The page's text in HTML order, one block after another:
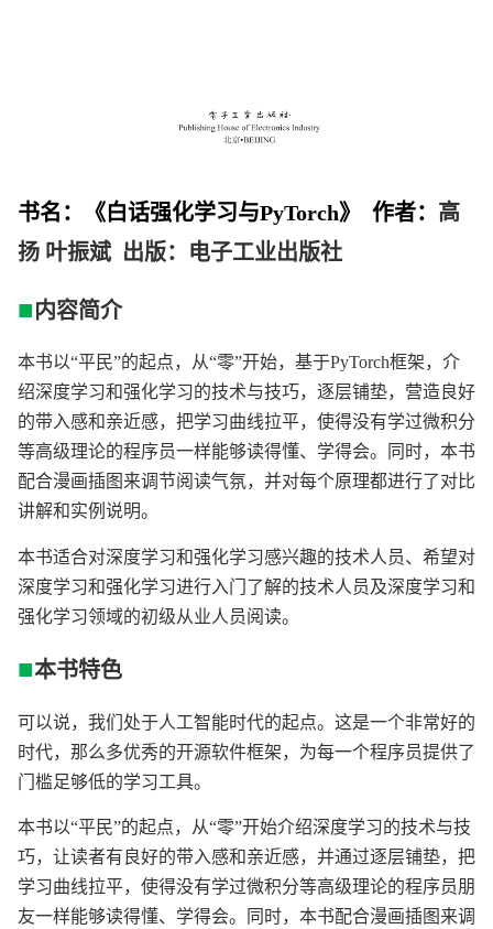
书名：《白话强化学习与PyTorch》 作者： 高
扬 叶振斌 出版：电子工业出版社
■内容简介
本书以“平民”的起点，从“零”开始，基于PyTorch框架，介
绍深度学习和强化学习的技术与技巧，逐层铺垫，营造良好
的带入感和亲近感，把学习曲线拉平，使得没有学过微积分
等高级理论的程序员一样能够读得懂、学得会。同时，本书
配合漫画插图来调节阅读气氛，并对每个原理都进行了对比
讲解和实例说明。
本书适合对深度学习和强化学习感兴趣的技术人员、希望对
深度学习和强化学习进行入门了解的技术人员及深度学习和
强化学习领域的初级从业人员阅读。
■本书特色
可以说，我们处于人工智能时代的起点。这是一个非常好的
时代，那么多优秀的开源软件框架，为每一个程序员提供了
门槛足够低的学习工具。
本书以“平民”的起点，从“零”开始介绍深度学习的技术与技
巧，让读者有良好的带入感和亲近感，并通过逐层铺垫，把
学习曲线拉平，使得没有学过微积分等高级理论的程序员朋
友一样能够读得懂、学得会。同时，本书配合漫画插图来调